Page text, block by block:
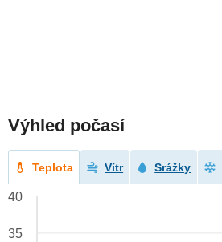
Výhled počasí
Teplota Vítr Srážky
40
35